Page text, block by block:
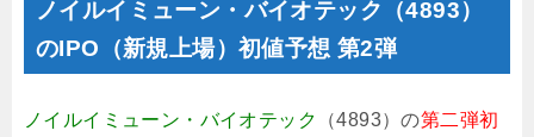
ノイルイミューン・バイオテック（4893）
のIPO（新規上場）初値予想 第2弾
ノイルイミューン・バイオテック （4893）の第二弾初